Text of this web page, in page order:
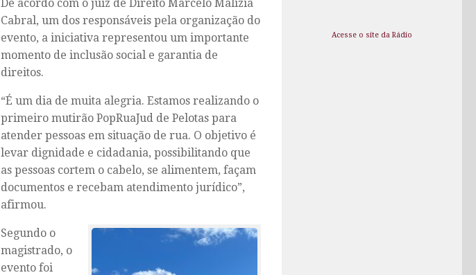
De acordo com o juiz de Direito Marcelo Malizia
Cabral, um dos responsáveis pela organização do
evento, a iniciativa representou um importante
momento de inclusão social e garantia de
direitos.
“É um dia de muita alegria. Estamos realizando o
primeiro mutirão PopRuaJud de Pelotas para
atender pessoas em situação de rua. O objetivo é
levar dignidade e cidadania, possibilitando que
as pessoas cortem o cabelo, se alimentem, façam
documentos e recebam atendimento jurídico”,
afirmou.
Segundo o
magistrado, o
evento foi
Acesse o site da Rádio